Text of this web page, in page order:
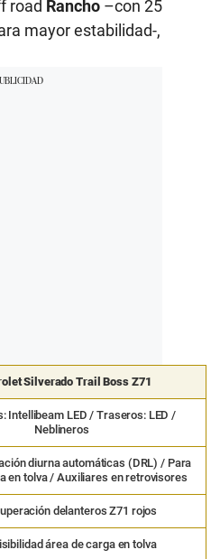
road Rancho –con 25
mayor estabilidad-,
Silverado Trail Boss Z71
Intellibeam LED / Traseros: LED /
Neblineros
diurna automáticas (DRL) / Para
en tolva / Auxiliares en retrovisores
delanteros Z71 rojos
área de carga en tolva